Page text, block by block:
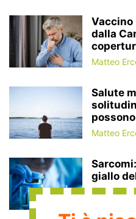
Vaccino
dalla
Matteo
Salute
Matteo
giallo